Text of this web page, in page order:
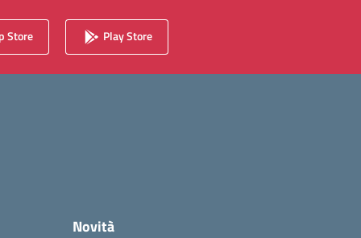
Store Play Store
Novità